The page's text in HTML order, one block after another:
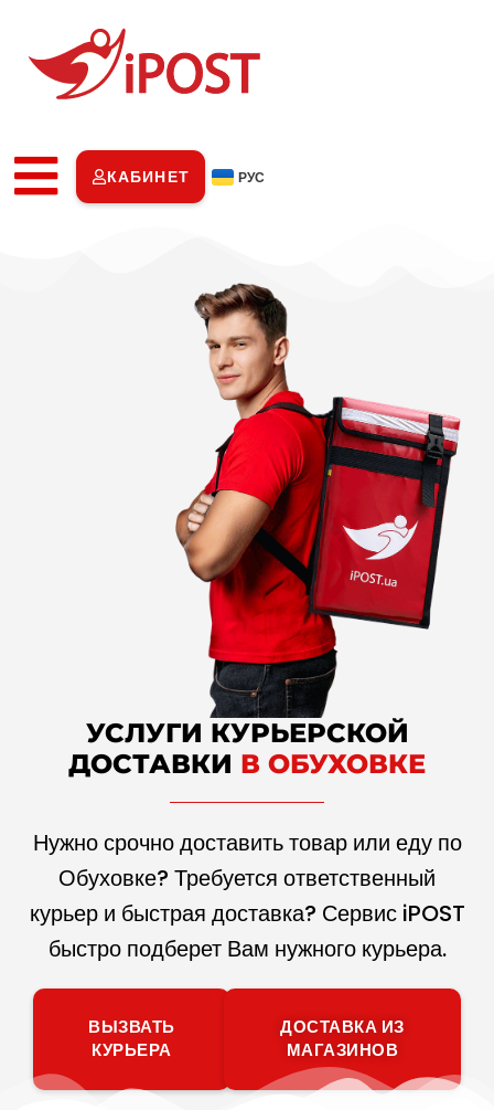
КАБИНЕТ РУС
УСЛУГИ КУРЬЕРСКОЙ
ДОСТАВКИ В ОБУХОВКЕ
Нужно срочно доставить товар или еду по
Обуховке? Требуется ответственный
курьер и быстрая доставка? Сервис iPOST
быстро подберет Вам нужного курьера.
ВЫЗВАТЬ
КУРЬЕРА
ДОСТАВКА ИЗ
МАГАЗИНОВ